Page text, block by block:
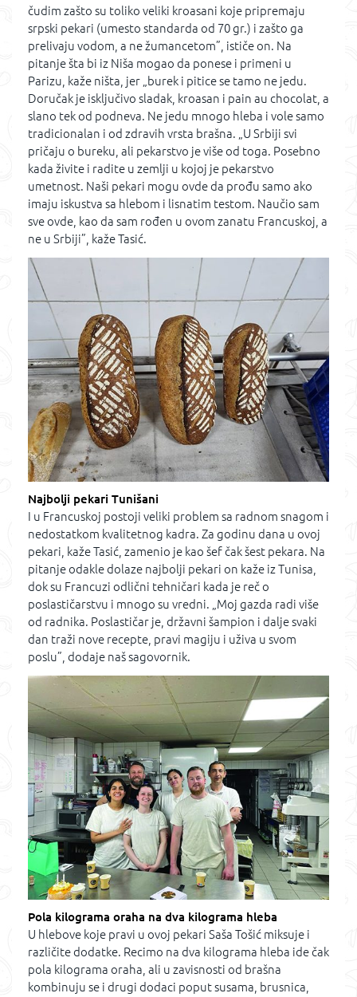
čudim zašto su toliko veliki kroasani koje pripremaju
srpski pekari (umesto standarda od 70 gr.) i zašto ga
prelivaju vodom, a ne žumancetom”, ističe on. Na
pitanje šta bi iz Niša mogao da ponese i primeni u
Parizu, kaže ništa, jer „burek i pitice se tamo ne jedu.
Doručak je isključivo sladak, kroasan i pain au chocolat, a
slano tek od podneva. Ne jedu mnogo hleba i vole samo
tradicionalan i od zdravih vrsta brašna. „U Srbiji svi
pričaju o bureku, ali pekarstvo je više od toga. Posebno
kada živite i radite u zemlji u kojoj je pekarstvo
umetnost. Naši pekari mogu ovde da prođu samo ako
imaju iskustva sa hlebom i lisnatim testom. Naučio sam
sve ovde, kao da sam rođen u ovom zanatu Francuskoj, a
ne u Srbiji”, kaže Tasić.
Najbolji pekari Tunišani
I u Francuskoj postoji veliki problem sa radnom snagom i
nedostatkom kvalitetnog kadra. Za godinu dana u ovoj
pekari, kaže Tasić, zamenio je kao šef čak šest pekara. Na
pitanje odakle dolaze najbolji pekari on kaže iz Tunisa,
dok su Francuzi odlični tehničari kada je reč o
poslastičarstvu i mnogo su vredni. „Moj gazda radi više
od radnika. Poslastičar je, državni šampion i dalje svaki
dan traži nove recepte, pravi magiju i uživa u svom
poslu”, dodaje naš sagovornik.
Pola kilograma oraha na dva kilograma hleba
U hlebove koje pravi u ovoj pekari Saša Tošić miksuje i
različite dodatke. Recimo na dva kilograma hleba ide čak
pola kilograma oraha, ali u zavisnosti od brašna
kombinuju se i drugi dodaci poput susama, brusnica,